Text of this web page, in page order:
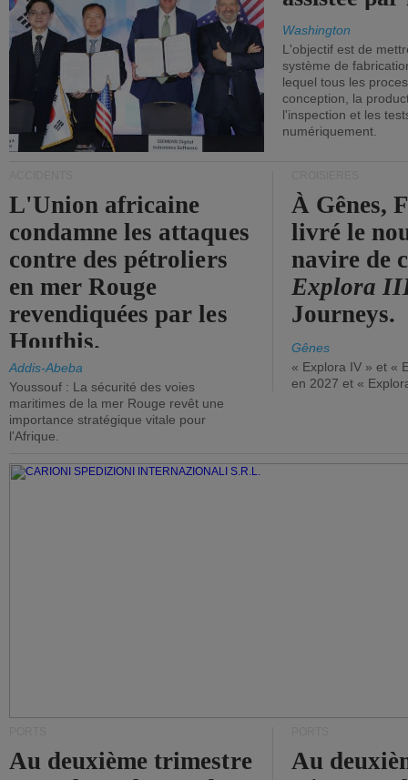
Washington
L'objectif est de
système de
lequel tous les
conception, la
l'inspection et les
numériquement.
L'Union africaine
condamne les attaques
contre des pétroliers
en mer Rouge
revendiquées par les
Houthis.
Addis-Abeba
Youssouf : La sécurité des voies
maritimes de la mer Rouge revêt une
importance stratégique vitale pour
l'Afrique.
À Gênes,
livré le
navire de
Explora
Journeys.
Gênes
« Explora IV » et «
en 2027 et «
Au deuxième trimestre
Au